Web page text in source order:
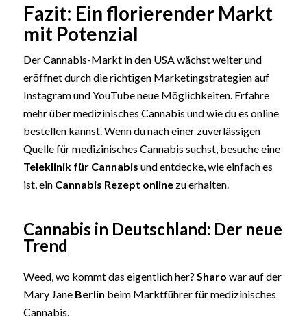
Fazit: Ein florierender Markt
mit Potenzial
Der Cannabis-Markt in den USA wächst weiter und
eröffnet durch die richtigen Marketingstrategien auf
Instagram und YouTube neue Möglichkeiten. Erfahre
mehr über medizinisches Cannabis und wie du es online
bestellen kannst. Wenn du nach einer zuverlässigen
Quelle für medizinisches Cannabis suchst, besuche eine
Teleklinik für Cannabis und entdecke, wie einfach es
ist, ein Cannabis Rezept onlinezu erhalten.
Cannabis in Deutschland: Der neue
Trend
Weed, wo kommt das eigentlich her? Sharo war auf der
Mary Jane Berlin beim Marktführer für medizinisches
Cannabis.